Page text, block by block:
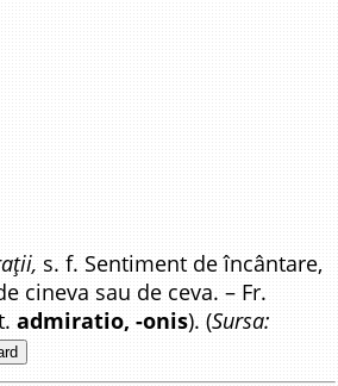
s. f. Sentiment de încântare,
cineva sau de ceva. – Fr.
admiratio, -onis). (Sursa: